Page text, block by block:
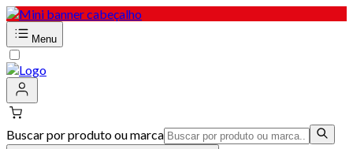
Menu
Buscar por produto ou marca